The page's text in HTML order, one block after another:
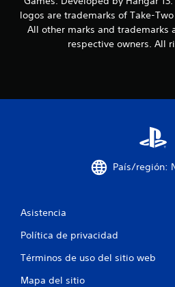
logos are trademarks of Take-
All other marks and trademarks
respective owners. All
País/región:
Asistencia
Política de privacidad
Términos de uso del sitio web
Mapa del sitio